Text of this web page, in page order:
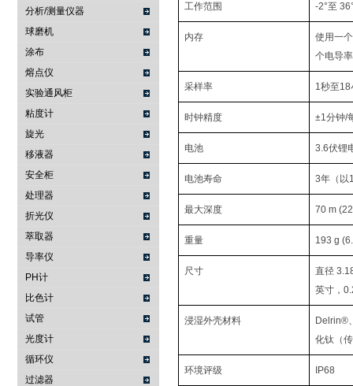
分析/测量仪器
球磨机
涂布
熔点仪
实验通风柜
粘度计
旋光
移液器
安全柜
处理器
折光仪
萃取器
导率仪
PH计
比色计
试管
光度计
循环仪
过滤器
工作范围 -2°至
内存
使用一
个电导
采样率 1秒至18
时钟精度 ±1分钟/
电池 3.6伏锂
电池寿命 3年（以
最大深度 70 m
重量 193 g
尺寸
直径
英寸，
浸湿外壳材料
Delrin®
化钛（
环境评级 IP68